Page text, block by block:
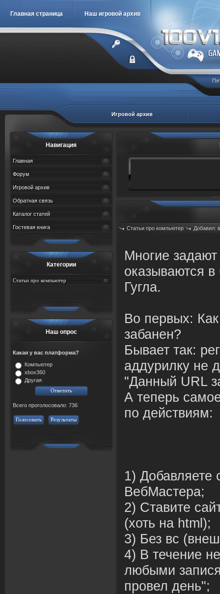
Главная страница Наш игровой архив
Игровой архив
Навигация
Главная
Форум
Игровой архив
Обратная связь
Каталог статей
Гостевая книга
Категории
Статьи про компьютер
Наш опрос
Какая у вас платформа?
Компьютер
xbox360
Другая
Всего проголосовало: 736
Голосовать Результаты
Статьи про компьютер Добавил:
Многие задают
оказываются
Гугла.
Во первых:
забанен?
Бывает так:
аддурилку не
"Данный URL
А теперь
по действиям:
1) Добавляете
ВебМастера;
2) Ставите
(хоть на html);
3) Без вс
4) В течение
любыми
провел день";